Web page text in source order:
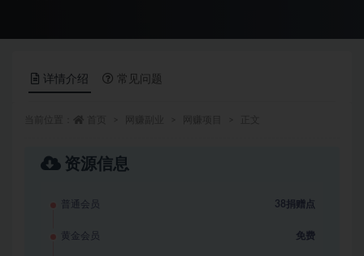
详情介绍 常见问题
资源信息
普通会员 38捐赠点
黄金会员 免费